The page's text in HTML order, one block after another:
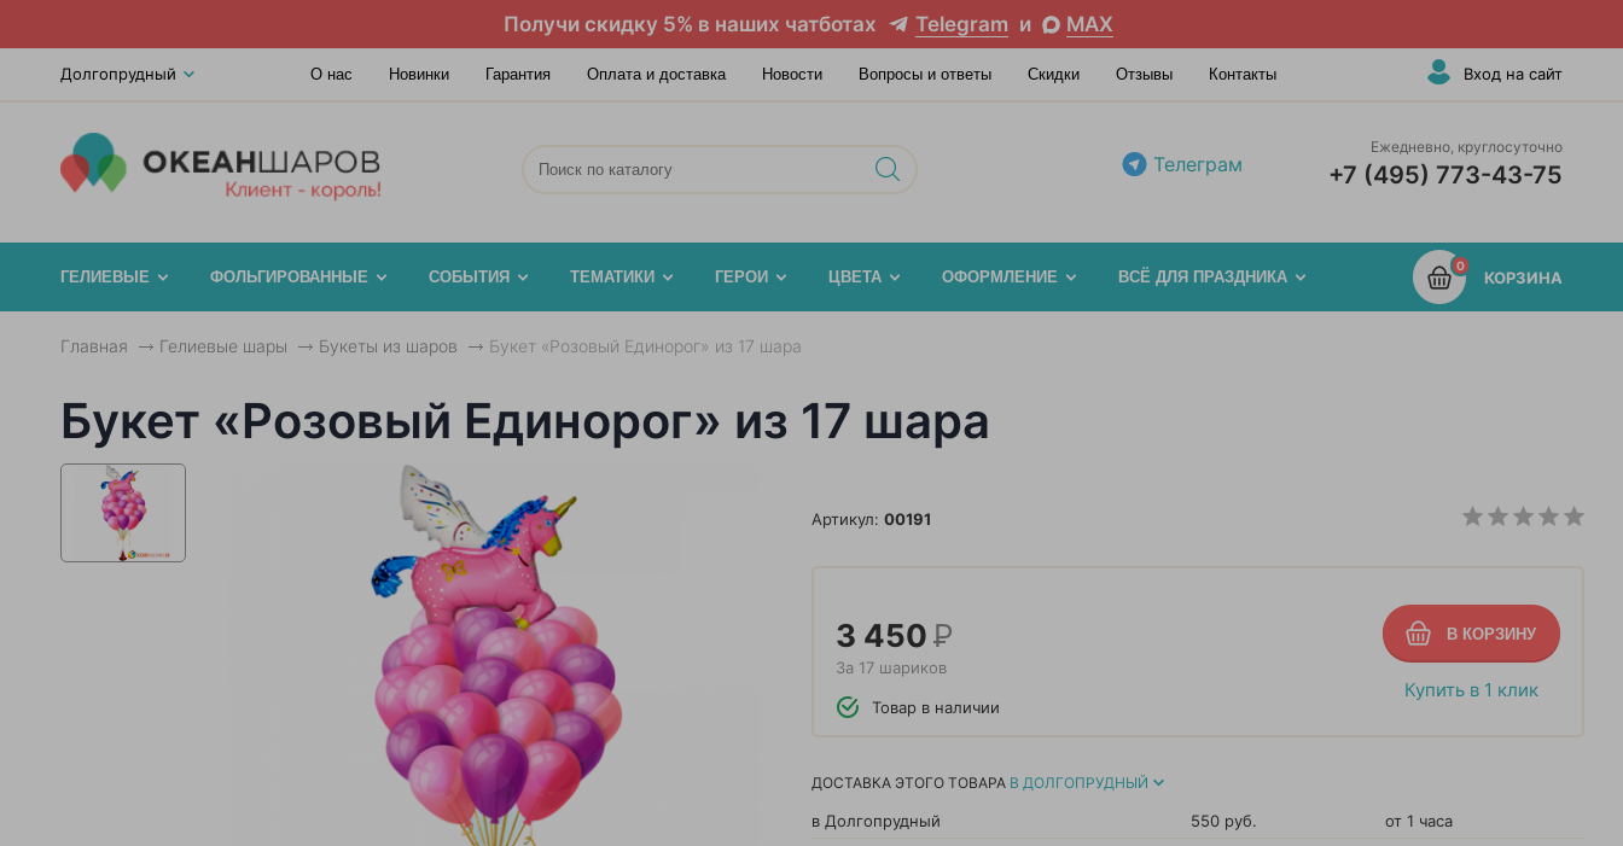
Получи скидку 5% в наших чатботах Telegram и MAX
Долгопрудный О нас Новинки Гарантия Оплата и доставка Новости Вопросы и ответы Скидки Отзывы Контакты Вход на сайт
Телеграм
Ежедневно, круглосуточно
+7 (495) 773-43-75
0
КОРЗИНА
ГЕЛИЕВЫЕ ФОЛЬГИРОВАННЫЕ СОБЫТИЯ ТЕМАТИКИ ГЕРОИ ЦВЕТА ОФОРМЛЕНИЕ ВСЁ ДЛЯ ПРАЗДНИКА
Главная Гелиевые шары Букеты из шаров Букет «Розовый Единорог» из 17 шара
Букет «Розовый Единорог» из 17 шара
Артикул: 00191
Купить в 1 клик
3 450Р
За 17 шариков
Товар в наличии
ДОСТАВКА ЭТОГО ТОВАРА В ДОЛГОПРУДНЫЙ
в Долгопрудный 550 руб. от 1 часа